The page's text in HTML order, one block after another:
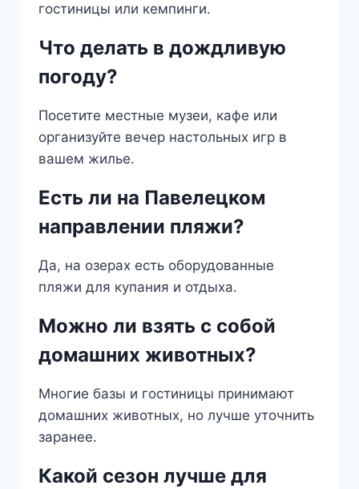
гостиницы или кемпинги.
Что делать в дождливую
погоду?
Посетите местные музеи, кафе или
организуйте вечер настольных игр в
вашем жилье.
Есть ли на Павелецком
направлении пляжи?
Да, на озерах есть оборудованные
пляжи для купания и отдыха.
Можно ли взять с собой
домашних животных?
Многие базы и гостиницы принимают
домашних животных, но лучше уточнить
заранее.
Какой сезон лучше для